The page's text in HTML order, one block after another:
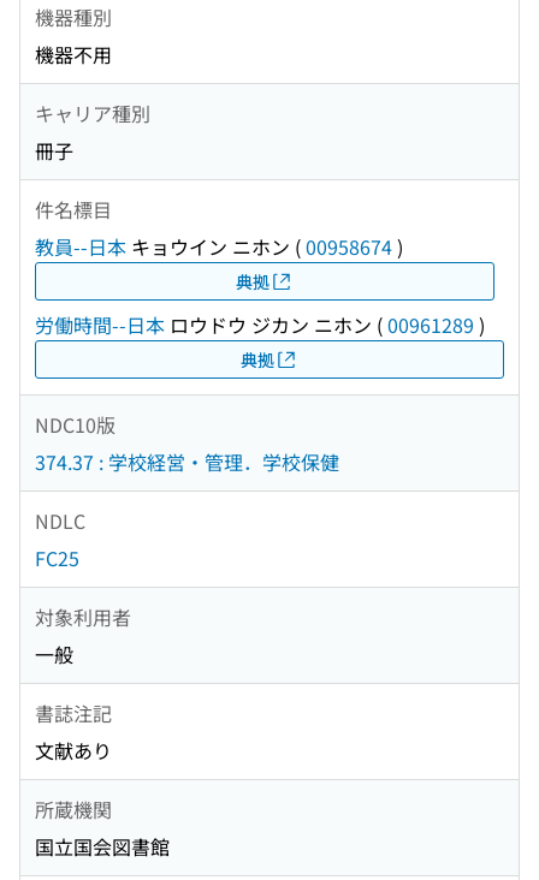
機器種別
機器不用
キャリア種別
冊子
件名標目
教員--日本 キョウイン ニホン (00958674)
典拠
労働時間--日本 ロウドウ ジカン ニホン (00961289 )
典拠
NDC10版
374.37 : 学校経営・管理．学校保健
NDLC
FC25
対象利用者
一般
書誌注記
文献あり
所蔵機関
国立国会図書館